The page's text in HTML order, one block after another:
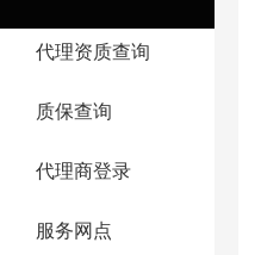
代理资质查询
质保查询
代理商登录
服务网点